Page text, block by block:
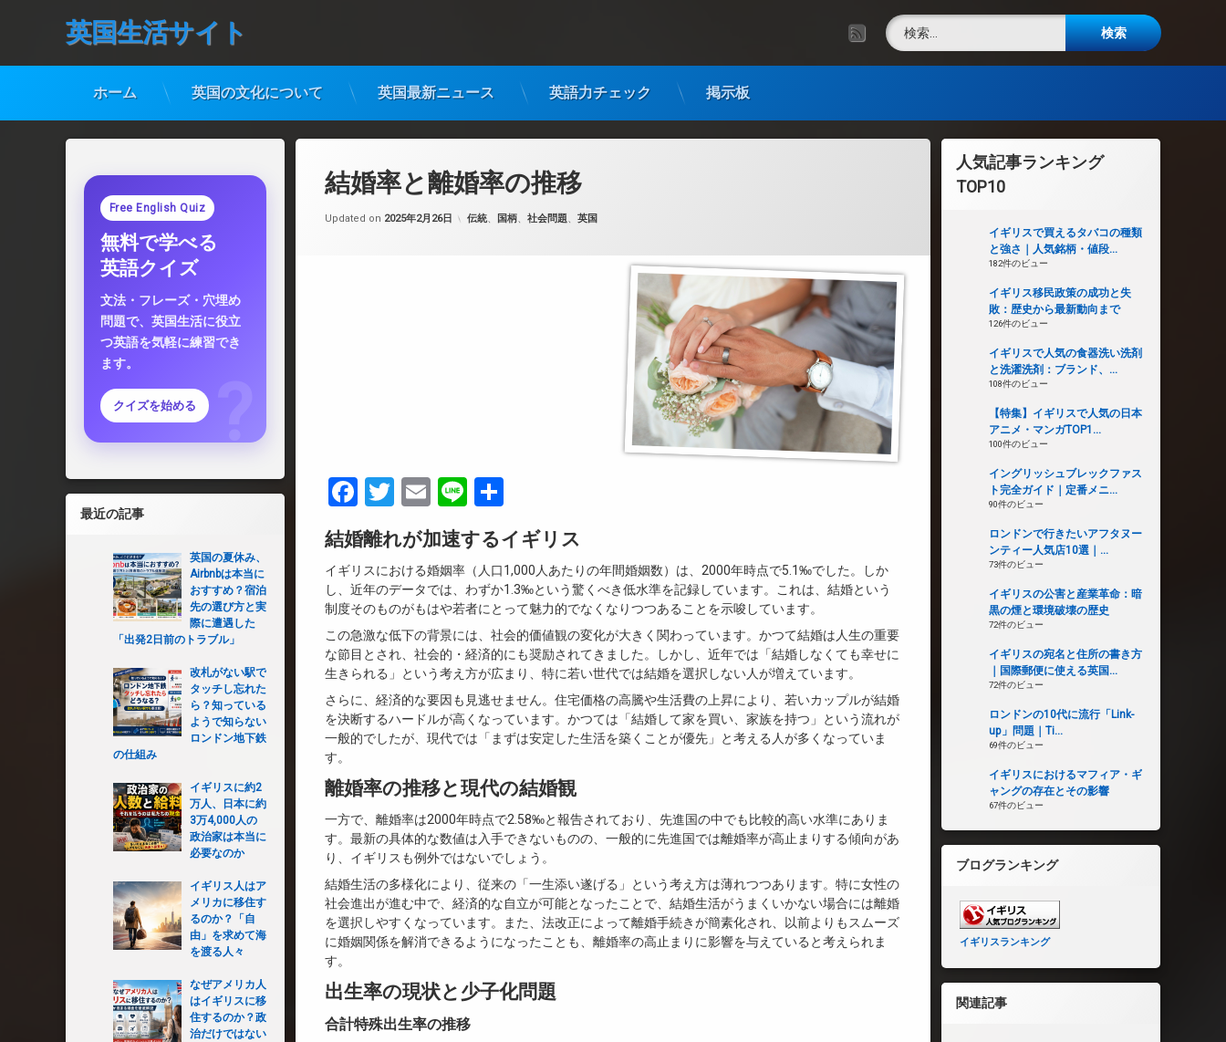
コ
英国生活サイト RSS検索:
ホーム 英国の文化について 英国最新ニュース 英語力チェック 掲示板
結婚率と離婚率の推移
Updated on 2025年2月26日 カテゴリー:
伝統、 国柄、 社会問題、 英国
Facebook
Twitter
Email
Line
有
結婚離れが加速するイギリス
イギリスにおける婚姻率（人口1,000人あたりの年間婚姻数）は、2000年時点で5.1‰でした。しか
し、近年のデータでは、わずか1.3‰という驚くべき低水準を記録しています。これは、結婚という
制度そのものがもはや若者にとって魅力的でなくなりつつあることを示唆しています。
この急激な低下の背景には、社会的価値観の変化が大きく関わっています。かつて結婚は人生の重要
な節目とされ、社会的・経済的にも奨励されてきました。しかし、近年では「結婚しなくても幸せに
生きられる」という考え方が広まり、特に若い世代では結婚を選択しない人が増えています。
さらに、経済的な要因も見逃せません。住宅価格の高騰や生活費の上昇により、若いカップルが結婚
を決断するハードルが高くなっています。かつては「結婚して家を買い、家族を持つ」という流れが
一般的でしたが、現代では「まずは安定した生活を築くことが優先」と考える人が多くなっていま
す。
離婚率の推移と現代の結婚観
一方で、離婚率は2000年時点で2.58‰と報告されており、先進国の中でも比較的高い水準にありま
す。最新の具体的な数値は入手できないものの、一般的に先進国では離婚率が高止まりする傾向があ
り、イギリスも例外ではないでしょう。
結婚生活の多様化により、従来の「一生添い遂げる」という考え方は薄れつつあります。特に女性の
社会進出が進む中で、経済的な自立が可能となったことで、結婚生活がうまくいかない場合には離婚
を選択しやすくなっています。また、法改正によって離婚手続きが簡素化され、以前よりもスムーズ
に婚姻関係を解消できるようになったことも、離婚率の高止まりに影響を与えていると考えられま
す。
出生率の現状と少子化問題
合計特殊出生率の推移
Free English Quiz
無料で学べる
英語クイズ
文法・フレーズ・穴埋め
問題で、英国生活に役立
つ英語を気軽に練習でき
ます。
クイズを始める
最近の記事
英国の夏休み、
Airbnbは本当に
おすすめ？宿泊
先の選び方と実
際に遭遇した
「出発2日前のトラブル」
改札がない駅で
タッチし忘れた
ら？知っている
ようで知らない
ロンドン地下鉄
の仕組み
イギリスに約2
万人、日本に約
3万4,000人の
政治家は本当に
必要なのか
イギリス人はア
メリカに移住す
るのか？「自
由」を求めて海
を渡る人々
なぜアメリカ人
はイギリスに移
住するのか？政
治だけではない
人気記事ランキング
TOP10
イギリスで買えるタバコの種類
と強さ｜人気銘柄・値段...
182件のビュー
イギリス移民政策の成功と失
敗：歴史から最新動向まで
126件のビュー
イギリスで人気の食器洗い洗剤
と洗濯洗剤：ブランド、...
108件のビュー
【特集】イギリスで人気の日本
アニメ・マンガTOP1...
100件のビュー
イングリッシュブレックファス
ト完全ガイド｜定番メニ...
90件のビュー
ロンドンで行きたいアフタヌー
ンティー人気店10選｜...
73件のビュー
イギリスの公害と産業革命：暗
黒の煙と環境破壊の歴史
72件のビュー
イギリスの宛名と住所の書き方
｜国際郵便に使える英国...
72件のビュー
ロンドンの10代に流行「Link-
up」問題｜Ti...
69件のビュー
イギリスにおけるマフィア・ギ
ャングの存在とその影響
67件のビュー
ブログランキング
イギリスランキング
関連記事